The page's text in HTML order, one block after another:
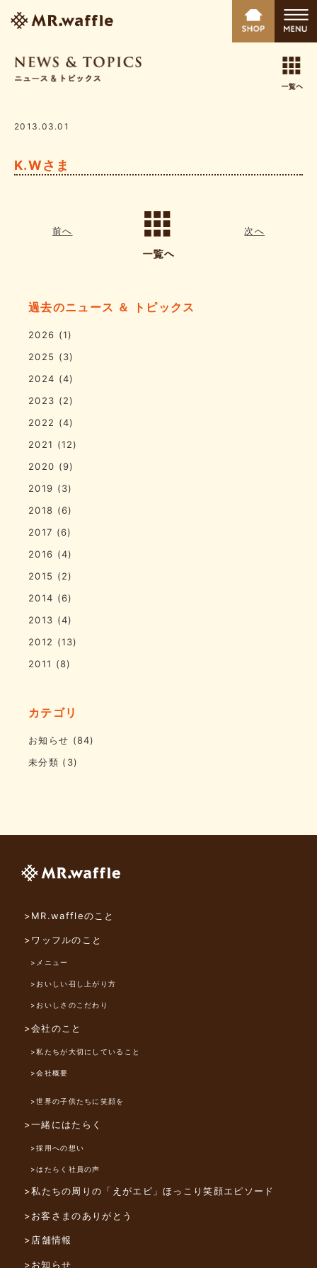
2013.03.01
K.Wさま
前へ 次へ
過去のニュース ＆ トピックス
2026 (1)
2025 (3)
2024 (4)
2023 (2)
2022 (4)
2021 (12)
2020 (9)
2019 (3)
2018 (6)
2017 (6)
2016 (4)
2015 (2)
2014 (6)
2013 (4)
2012 (13)
2011 (8)
カテゴリ
お知らせ (84)
未分類 (3)
>MR.waffleのこと
>ワッフルのこと
>メニュー
>おいしい召し上がり方
>おいしさのこだわり
>会社のこと
>私たちが大切にしていること
>会社概要
>世界の子供たちに笑顔を
>一緒にはたらく
>採用への想い
>はたらく社員の声
>私たちの周りの「えがエピ」ほっこり笑顔エピソード
>お客さまのありがとう
>店舗情報
>お知らせ